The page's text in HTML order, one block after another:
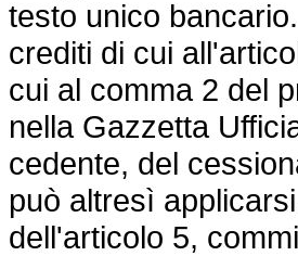
testo unico
crediti di cui
cui al comma 2 del
nella Gazzetta
cedente, del
può altresì
dell'articolo 5,